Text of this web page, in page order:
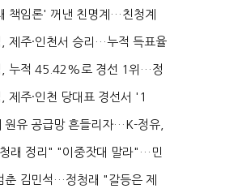
명 공세 사...
책임론' 꺼낸 친명계…친청계
투표 때리기...
, 제주·인천서 승리…누적 득표율
환'(종합)...
, 누적 45.42%로 경선 1위…정
격차 0.86%p(...
, 제주·인천 당대표 경선서 '1
)...
원유 공급망 흔들리자…K-정유,
보 핵심...
래 정리" "이중잣대 말라"…민
위원 계파 다...
춘 김민석…정청래 "갈등은 제